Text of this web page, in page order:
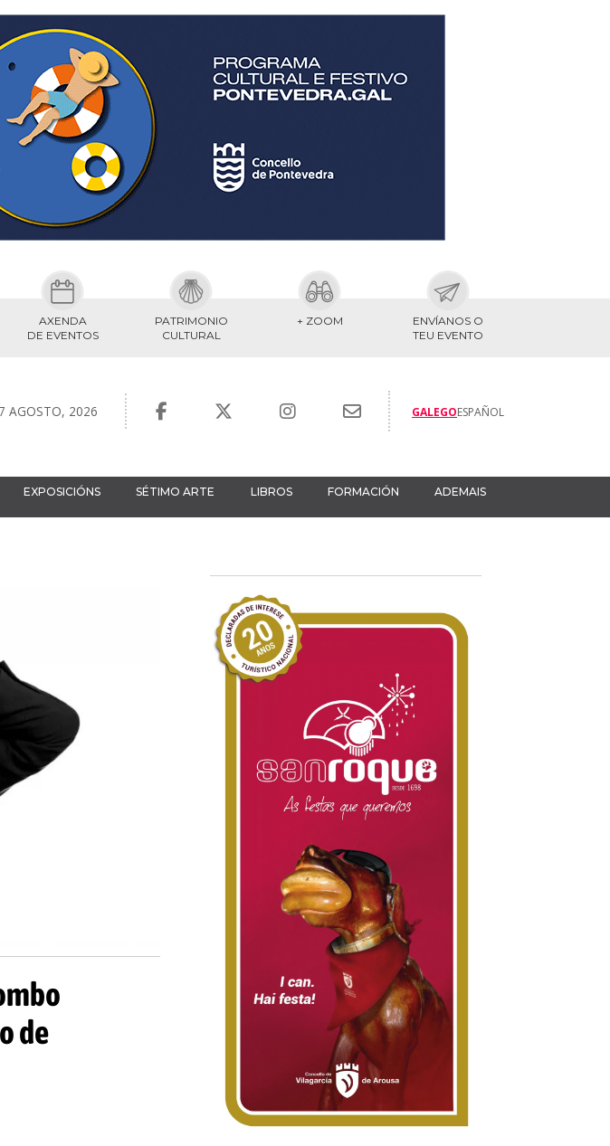
AXENDA
DE EVENTOS
PATRIMONIO
CULTURAL
+ ZOOM
ENVÍANOS O
TEU EVENTO
AGOSTO, 2026 GALEGOESPAÑOL
EXPOSICIÓNS SÉTIMO ARTE LIBROS FORMACIÓN ADEMAIS
de